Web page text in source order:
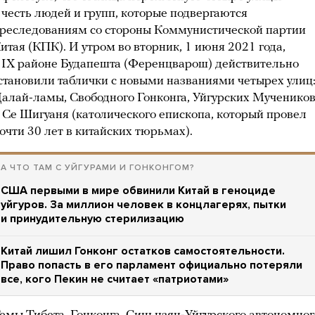
людей и групп, которые подвергаются
со стороны Коммунистической партии
(КПК). И утром во вторник, 1 июня 2021 года,
IX районе Будапешта (Ференцварош) действительно
таблички с новыми названиями четырех улиц:
ламы, Свободного Гонконга, Уйгурских Мучеников
Шигуаня (католического епископа, который провел
30 лет в китайских тюрьмах).
А ЧТО ТАМ С УЙГУРАМИ И ГОНКОНГОМ?
США первыми в мире обвинили Китай в геноциде
уйгуров. За миллион человек в концлагерях, пытки
и принудительную стерилизацию
Китай лишил Гонконг остатков самостоятельности.
Право попасть в его парламент официально потеряли
все, кого Пекин не считает «патриотами»